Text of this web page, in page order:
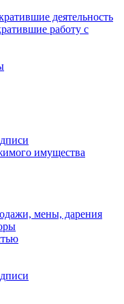
деятельность
работу с
имущества
мены, дарения